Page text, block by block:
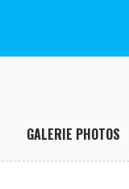
GALERIE PHOTOS